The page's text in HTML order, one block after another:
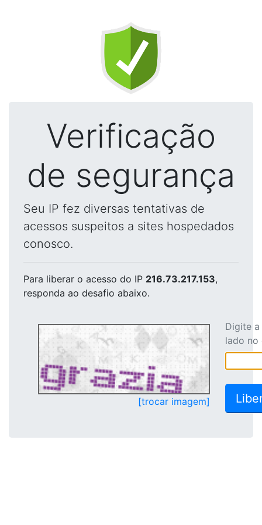
Verificação
de segurança
Seu IP fez diversas tentativas de
acessos suspeitos a sites hospedados
conosco.
Para liberar o acesso do IP 216.73.217.153,
responda ao desafio abaixo.
[trocar imagem]
Digite
lado no